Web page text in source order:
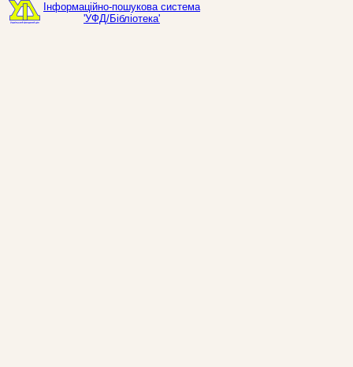
Інформаційно-пошукова система
'УФД/Бібліотека'